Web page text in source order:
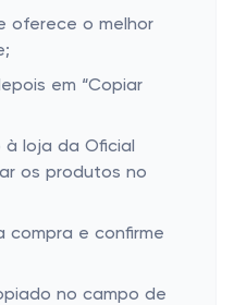
oferece o melhor
em “Copiar
loja da Oficial
os produtos no
compra e confirme
no campo de